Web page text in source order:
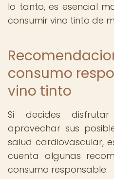
lo tanto, es esencial
consumir vino tinto de
consumo
vino tinto
Si decides
aprovechar sus
salud cardiovascular,
cuenta algunas
consumo responsable: